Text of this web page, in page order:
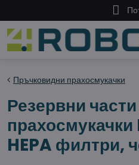
Пръчковидни прахосмукачки
Резервни
HEPA филтри,